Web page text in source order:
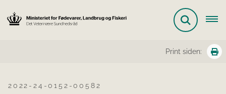
Print siden:
2022-24-0152-00582